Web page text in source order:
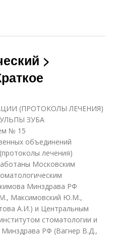
>
(ПРОТОКОЛЫ ЛЕЧЕНИЯ)
ЗУБА
№ 15
объединений
лечения)
Московским
Минздрава РФ
Максимовский Ю.М.,
А.И.) и Центральным
стоматологии и
РФ (Вагнер В.Д.,